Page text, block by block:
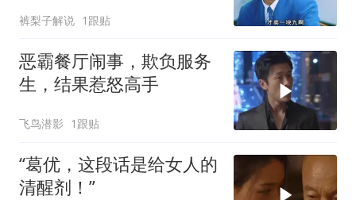
裤梨子解说 1跟贴
恶霸餐厅闹事，欺负服务
生，结果惹怒高手
飞鸟潜影 1跟贴
“葛优，这段话是给女人的
清醒剂！”